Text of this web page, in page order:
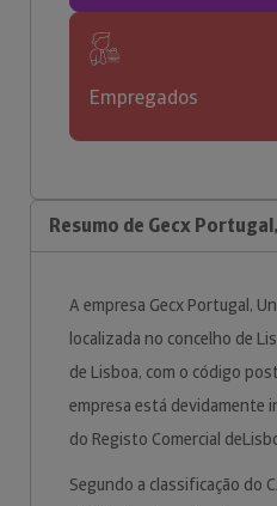
Empregados
Resumo de Gecx
A empresa Gecx Portugal,
localizada no concelho de
de Lisboa, com o código
empresa está devidamente
do Registo Comercial
Segundo a classificação do